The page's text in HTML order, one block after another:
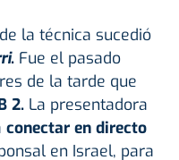
la técnica sucedió
. Fue el pasado
de la tarde que
2. La presentadora
conectar en directo
en Israel, para